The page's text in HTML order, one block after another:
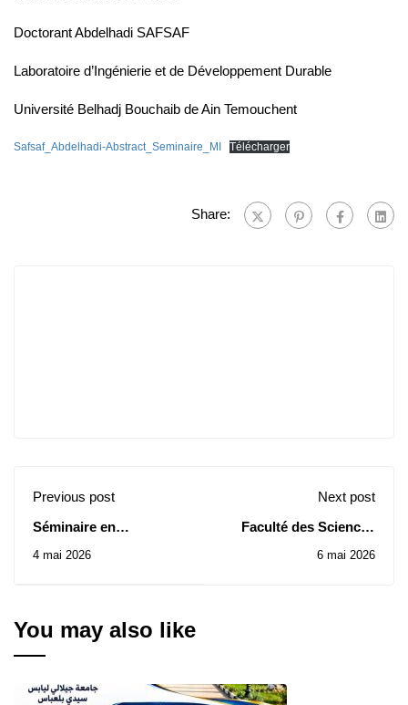
Doctorant Abdelhadi SAFSAF
Laboratoire d’Ingénierie et de Développement Durable
Université Belhadj Bouchaib de Ain Temouchent
Safsaf_Abdelhadi-Abstract_Seminaire_MI Télécharger
Share:
Previous post
Séminaire en
Informatique -Samedi
4 mai 2026
Next post
Faculté des Sciences
d’Attribution Provisoire
6 mai 2026
You may also like